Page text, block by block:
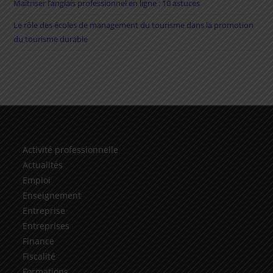
Maîtriser l’anglais professionnel en ligne : 10 astuces
Le rôle des écoles de management du tourisme dans la promotion
du tourisme durable
Activité professionnelle
Actualités
Emploi
Enseignement
Entreprise
Entreprises
Finance
Fiscalité